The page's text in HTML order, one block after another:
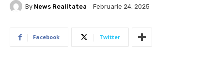
By News Realitatea Februarie 24, 2025
Facebook Twitter